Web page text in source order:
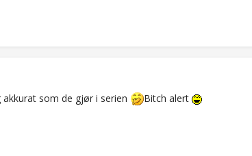
som de gjør i serien Bitch alert